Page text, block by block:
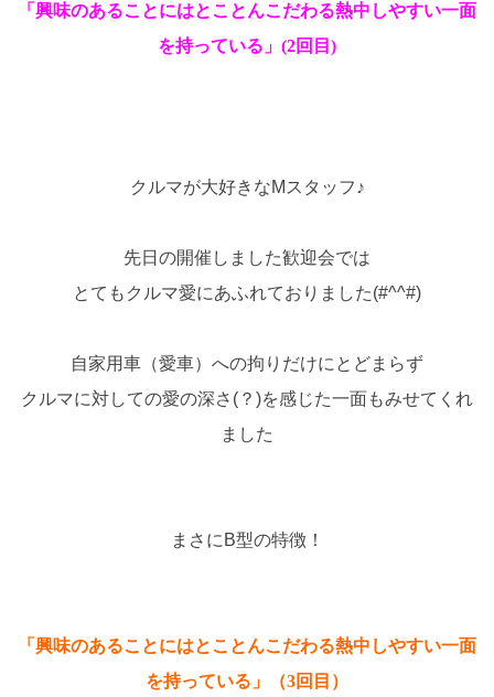
「興味のあることにはとことんこだわる熱中しやすい一面
を持っている」(2回目)
クルマが大好きなMスタッフ♪
先日の開催しました歓迎会では
とてもクルマ愛にあふれておりました(#^^#)
自家用車（愛車）への拘りだけにとどまらず
クルマに対しての愛の深さ(？)を感じた一面もみせてくれ
ました
まさにB型の特徴！
「興味のあることにはとことんこだわる熱中しやすい一面
を持っている」（3回目）